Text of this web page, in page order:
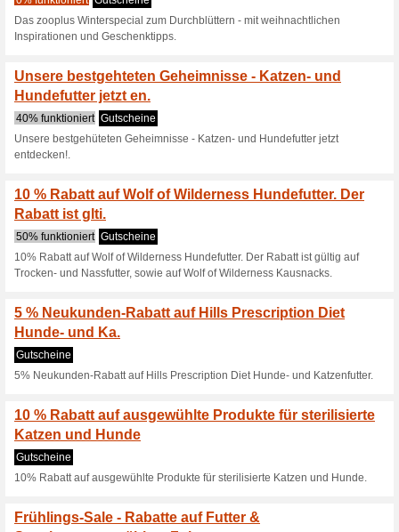
Gutscheine
Nestle ProPlan Supplements
Gratis Feringa Meat
Mindestbestellwe.
Gratis Feringa Meat Snacks
15 % Rabatt auf
App